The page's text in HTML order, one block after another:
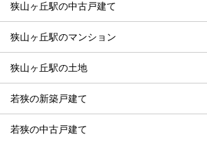
狭山ヶ丘駅の中古戸建て
狭山ヶ丘駅のマンション
狭山ヶ丘駅の土地
若狭の新築戸建て
若狭の中古戸建て